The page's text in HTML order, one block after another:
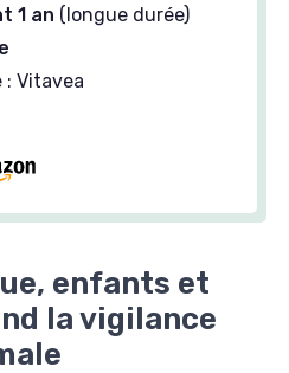
1 an (longue durée)
Vitavea
enfants et
la vigilance